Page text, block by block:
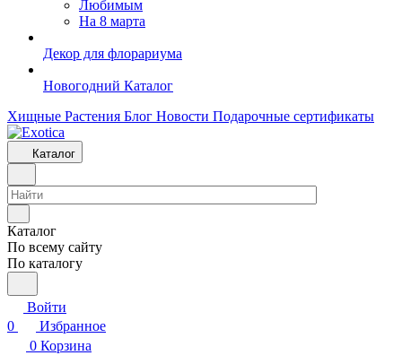
Любимым
На 8 марта
Декор для флорариума
Новогодний Каталог
Хищные Растения Блог Новости Подарочные сертификаты
Каталог
Каталог
По всему сайту
По каталогу
Войти
0
Избранное
0 Корзина